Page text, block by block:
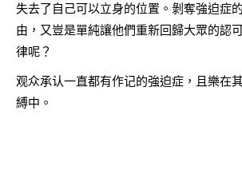
失去了自己可以立身的位置。剝奪強迫症
由，又豈是單純讓他們重新回歸大眾的認
律呢？
观众承认一直都有作记的強迫症，且樂在
縛中。